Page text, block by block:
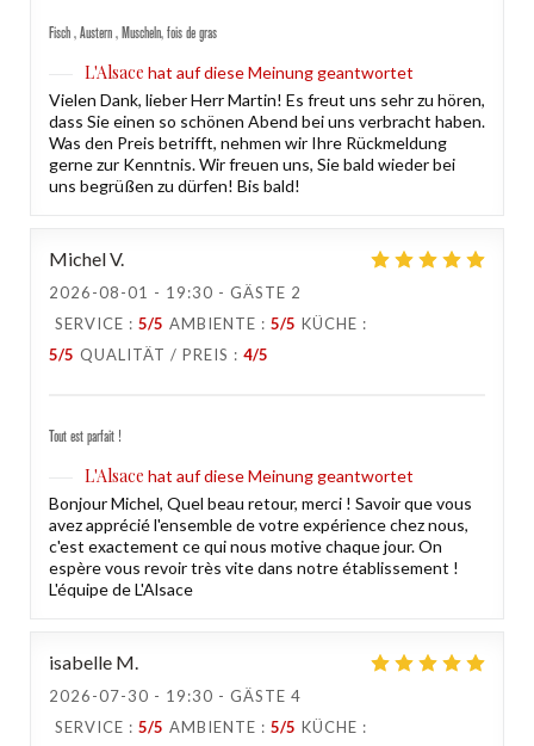
Fisch , Austern , Muscheln, fois de gras
L'Alsace hat auf diese Meinung geantwortet
Vielen Dank, lieber Herr Martin! Es freut uns sehr zu hören,
dass Sie einen so schönen Abend bei uns verbracht haben.
Was den Preis betrifft, nehmen wir Ihre Rückmeldung
gerne zur Kenntnis. Wir freuen uns, Sie bald wieder bei
uns begrüßen zu dürfen! Bis bald!
MichelV
2026-08-01 - 19:30 - GÄSTE 2
SERVICE : 5/5 AMBIENTE : 5/5 KÜCHE :
5/5 QUALITÄT / PREIS : 4/5
Tout est parfait !
L'Alsace hat auf diese Meinung geantwortet
Bonjour Michel, Quel beau retour, merci ! Savoir que vous
avez apprécié l'ensemble de votre expérience chez nous,
c'est exactement ce qui nous motive chaque jour. On
espère vous revoir très vite dans notre établissement !
L'équipe de L'Alsace
isabelle M
2026-07-30 - 19:30 - GÄSTE 4
SERVICE : 5/5 AMBIENTE : 5/5 KÜCHE :